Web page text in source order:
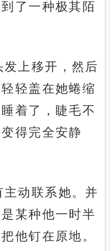
了一种极其陌
上移开，然后
轻盖在她蜷缩
着了，睫毛不
得完全安静
动联系她。并
某种他一时半
他钉在原地。